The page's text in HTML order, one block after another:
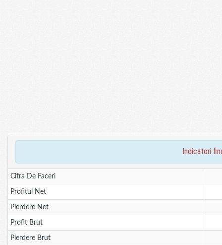
indicatori
Cifra De Faceri
Profitul Net
Pierdere Net
Profit Brut
Pierdere Brut